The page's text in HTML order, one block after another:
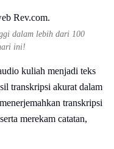
dalam lebih dari 100
ini!
kuliah menjadi teks
transkripsi akurat dalam
transkripsi
merekam catatan,